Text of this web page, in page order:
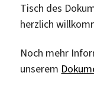
Tisch des
herzlich
Noch mehr
unserem